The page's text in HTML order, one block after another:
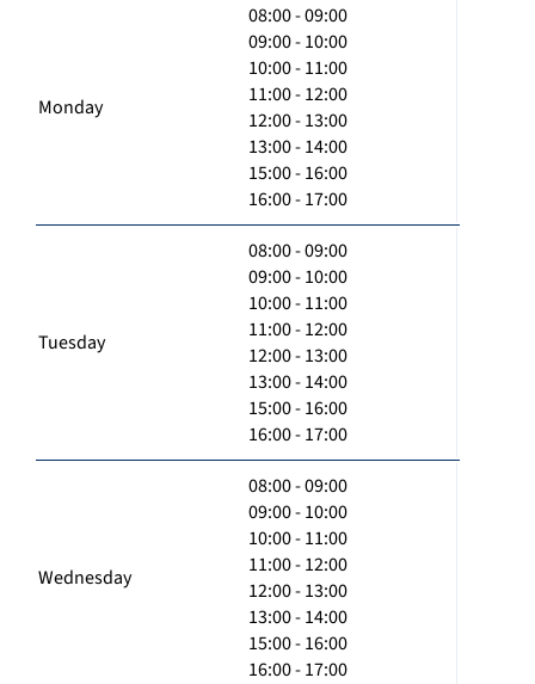
Monday
08:00 - 09:00
09:00 - 10:00
10:00 - 11:00
11:00 - 12:00
12:00 - 13:00
13:00 - 14:00
15:00 - 16:00
16:00 - 17:00
Tuesday
08:00 - 09:00
09:00 - 10:00
10:00 - 11:00
11:00 - 12:00
12:00 - 13:00
13:00 - 14:00
15:00 - 16:00
16:00 - 17:00
Wednesday
08:00 - 09:00
09:00 - 10:00
10:00 - 11:00
11:00 - 12:00
12:00 - 13:00
13:00 - 14:00
15:00 - 16:00
16:00 - 17:00